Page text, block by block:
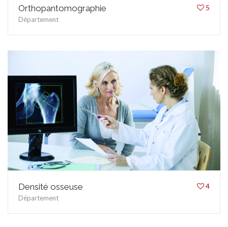
5
Orthopantomographie
Département
4
Densité osseuse
Département